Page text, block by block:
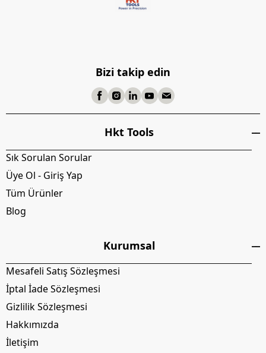
Bizi takip edin
Hkt Tools
Sık Sorulan Sorular
Üye Ol - Giriş Yap
Tüm Ürünler
Blog
Kurumsal
Mesafeli Satış Sözleşmesi
İptal İade Sözleşmesi
Gizlilik Sözleşmesi
Hakkımızda
İletişim